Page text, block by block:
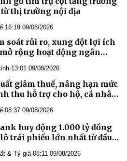
thị trường nội địa
·16:19 09/08/2026
soát rủi ro, xung đột lợi ích
rộng hoạt động ngân
·13:01 09/08/2026
giảm thuế, nâng hạn mức
thu hỗ trợ cho hộ, cá nhân
·08:37 09/08/2026
huy động 1.000 tỷ đồng
trái phiếu lớn nhất từ đầu
& Tỷ giá·08:11 09/08/2026